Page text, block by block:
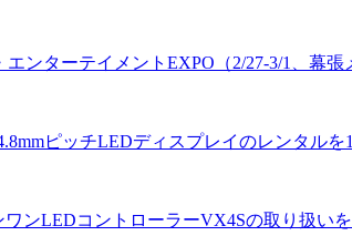
エンターテイメントEXPO（2/27-3/1、幕
ピッチLEDディスプレイのレンタルを
ワンLEDコントローラーVX4Sの取り扱い